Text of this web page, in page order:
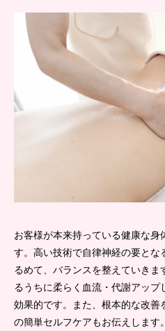
お客様が本来持っている健康な身
す。高い技術で自律神経の要とな
るめて、バランスを整えていき
るうちに柔らく血流・代謝アップ
効果的です。また、根本的な改
の簡単セルフケアもお伝えします。